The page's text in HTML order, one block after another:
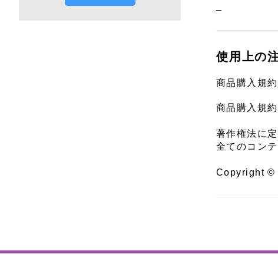
使用上の
商品購入規
商品購入規
著作権法に
全てのコン
Copyright ©